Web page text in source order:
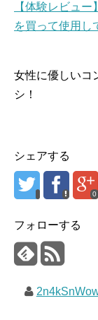
【体験レビュ
を買って使用し
女性に優しいコ
シ！
シェアする
0
フォローする